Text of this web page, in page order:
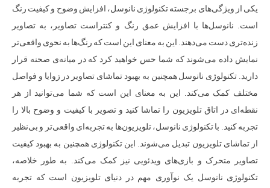
یکی از ویژگی‌های برجسته تکنولوژی نانوسل، افزایش وضوح و کیفیت رنگ
است. نانوسل‌ها با افزایش عمق رنگ و کنتراست تصاویر، به تصاویر
زنده‌تری دست می‌دهند. این به معنای این است که رنگ‌ها به نحوی واقعی‌تر
نمایش داده می‌شوند که شما حس خواهید کرد که در میانه‌ی صحنه قرار
دارید. تکنولوژی نانوسل همچنین به بهبود تماشای تصاویر در زوایا و فواصل
مختلف کمک می‌کند. این به معنای این است که شما می‌توانید از هر
نقطه‌ای در اتاق تلویزیون را تماشا کنید و تصویر با کیفیت و وضوح بالا را
تجربه کنید. با تکنولوژی نانوسل، تلویزیون‌ها به تجربه‌ای واقعی‌تر و بی‌نظیر
از تماشای تلویزیون تبدیل می‌شوند. این تکنولوژی همچنین به بهبود کیفیت
تصاویر متحرک و بازی‌های ویدئویی نیز کمک می‌کند. به طور خلاصه،
تکنولوژی نانوسل یک نوآوری مهم در دنیای تلویزیون است که تجربه